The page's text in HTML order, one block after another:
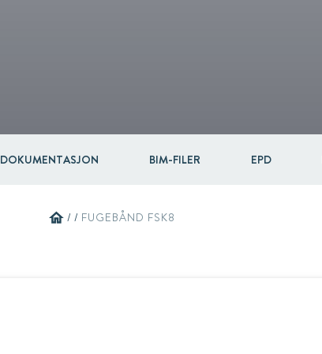
DOKUMENTASJON BIM-FILER EPD
home / / FUGEBÅND FSK8